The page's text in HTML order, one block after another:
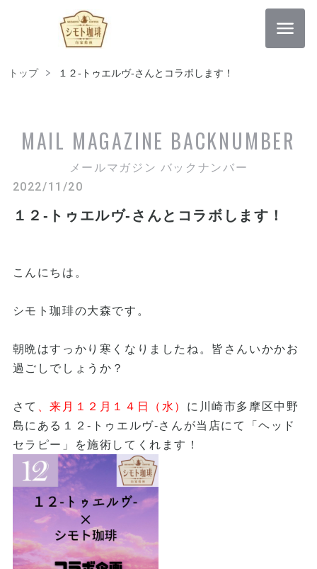
トップ １２-トゥエルヴ-さんとコラボします！
MAIL MAGAZINE BACKNUMBER
メールマガジン バックナンバー
2022/11/20
１２-トゥエルヴ-さんとコラボします！
こんにちは。
シモト珈琲の大森です。
朝晩はすっかり寒くなりましたね。皆さんいかかお
過ごしでしょうか？
さて 、来月１２月１４日（水） に川崎市多摩区中野
島にある１２-トゥエルヴ-さんが当店にて「ヘッド
セラピー」を施術してくれます！